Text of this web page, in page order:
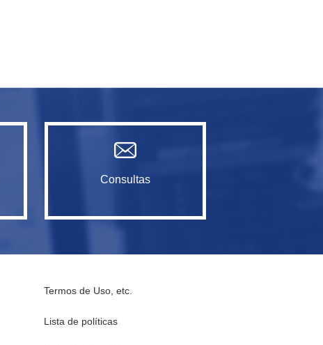
Consultas
Termos de Uso, etc.
Lista de políticas